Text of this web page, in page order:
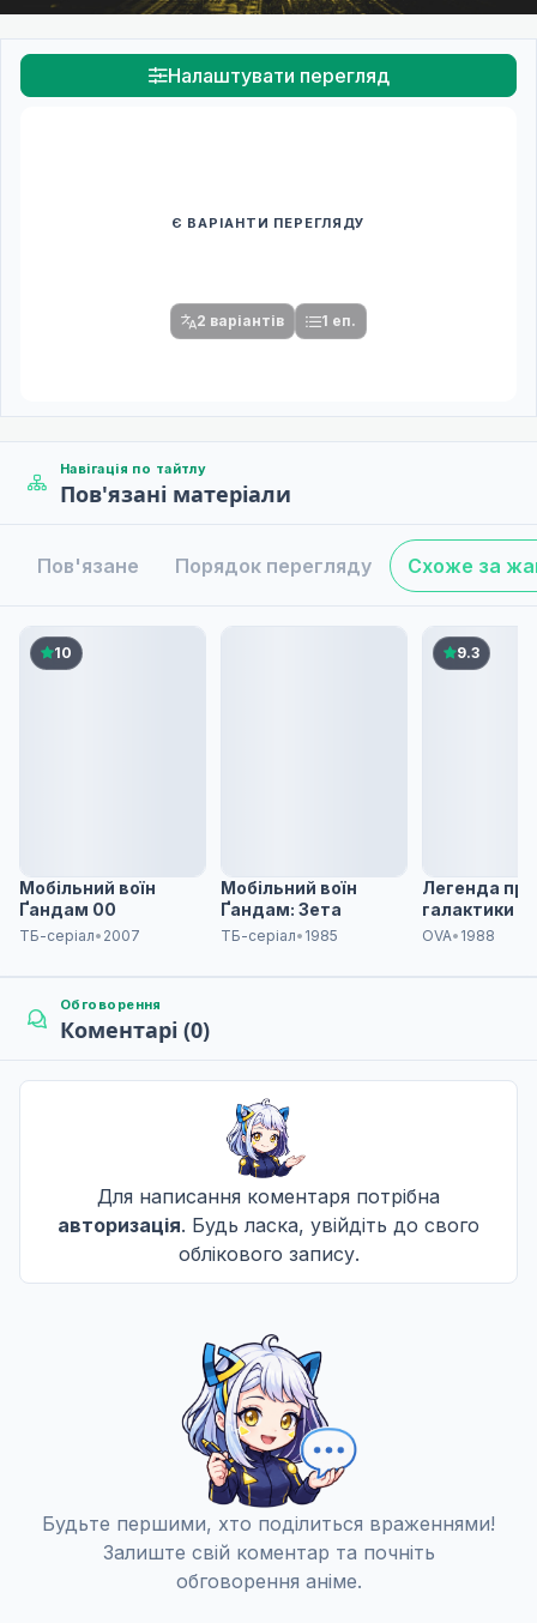
Налаштувати перегляд
Є ВАРІАНТИ ПЕРЕГЛЯДУ
2 варіантів 1 еп.
Навігація по тайтлу
Пов'язані матеріали
Пов'язане Порядок перегляду Схоже за
10
Мобільний воїн
Ґандам 00
ТБ-серіал• 2007
Мобільний воїн
Ґандам: Зета
ТБ-серіал• 1985
9.3
Легенда про
галактики
OVA• 1988
Обговорення
Коментарі (0)
Для написання коментаря потрібна
авторизація. Будь ласка, увійдіть до свого
облікового запису.
Будьте першими, хто поділиться враженнями!
Залиште свій коментар та почніть
обговорення аніме.